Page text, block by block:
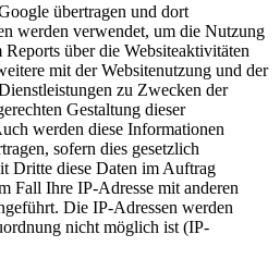
übertragen und dort
werden verwendet, um die Nutzung
über die Websiteaktivitäten
mit der Websitenutzung und der
zu Zwecken der
Gestaltung dieser
werden diese Informationen
sofern dies gesetzlich
Dritte diese Daten im Auftrag
Fall Ihre IP-Adresse mit anderen
Die IP-Adressen werden
nicht möglich ist (IP-